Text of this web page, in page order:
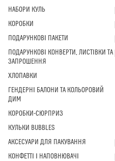
НАБОРИ КУЛЬ
КОРОБКИ
ПОДАРУНКОВІ ПАКЕТИ
ПОДАРУНКОВІ КОНВЕРТИ, ЛИСТІВКИ ТА
ЗАПРОШЕННЯ
ХЛОПАВКИ
ГЕНДЕРНІ БАЛОНИ ТА КОЛЬОРОВИЙ
ДИМ
КОРОБКИ-СЮРПРИЗ
КУЛЬКИ BUBBLES
АКСЕСУАРИ ДЛЯ ПАКУВАННЯ
КОНФЕТТІ І НАПОВНЮВАЧІ